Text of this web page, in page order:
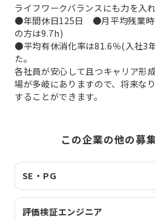
ライフワークバランスにも力を入れ
●年間休日125日 ●月平均残業時
の方は9.7h)
●平均有休消化率は81.6％(入社3
た。
各社員が安心して且つキャリア形
場が多岐にありますので、将来な
することができます。
この企業の他の募
SE・PG
評価検証エンジニア